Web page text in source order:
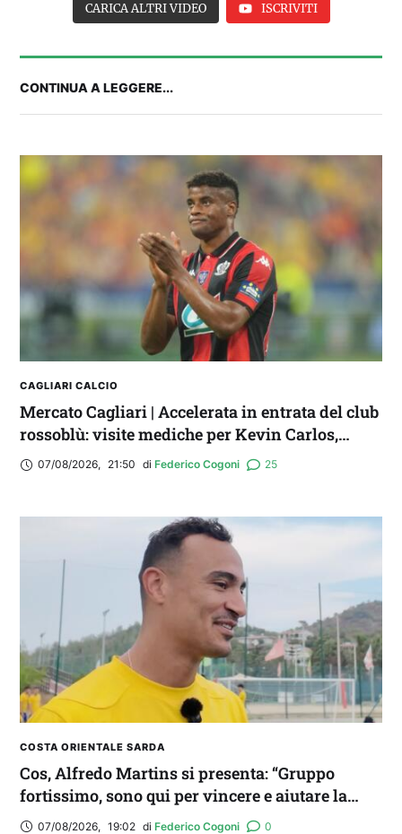
FANTA 131 LIVE | La nuova stagione al
fantacalcio: le novità di Fanta 131 e chi
acquistare
CARICA ALTRI VIDEO ISCRIVITI
CONTINUA A LEGGERE...
CAGLIARI CALCIO
Mercato Cagliari | Accelerata in entrata del club
rossoblù: visite mediche per Kevin Carlos,
Maldini e Aurelio
07/08/2026, 21:50 di Federico Cogoni 25
COSTA ORIENTALE SARDA
Cos, Alfredo Martins si presenta: “Gruppo
fortissimo, sono qui per vincere e aiutare la
squadra. Idolo? Mi ispiro a Romario”
07/08/2026, 19:02 di Federico Cogoni 0